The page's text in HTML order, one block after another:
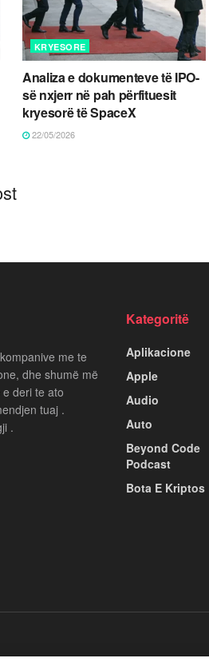
KRYESORE
Analiza e dokumenteve të IPO-
së nxjerr në pah përfituesit
kryesorë të SpaceX
22/05/2026
me te
dhe shumë më
deri te ato
tuaj .
.
Kategoritë
Aplikacione
Apple
Audio
Auto
Beyond Code
Podcast
Bota E Kriptos